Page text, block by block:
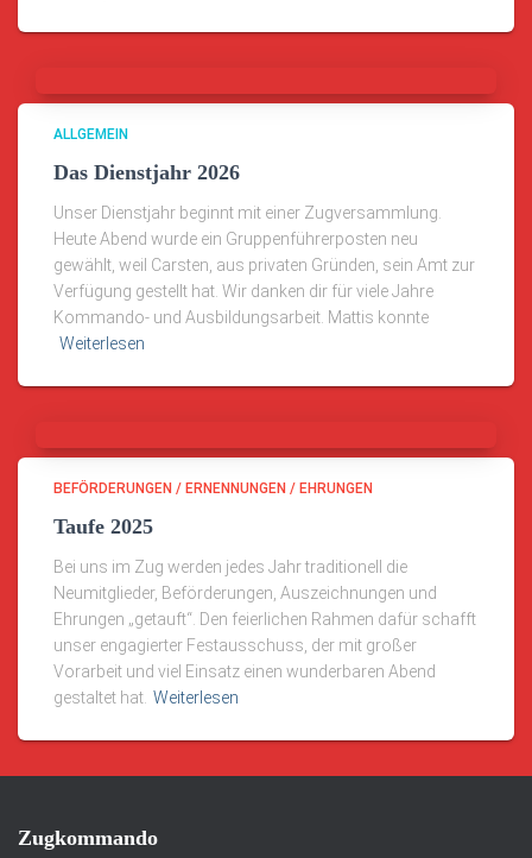
ALLGEMEIN
Das Dienstjahr 2026
Unser Dienstjahr beginnt mit einer Zugversammlung.
Heute Abend wurde ein Gruppenführerposten neu
gewählt, weil Carsten, aus privaten Gründen, sein Amt zur
Verfügung gestellt hat. Wir danken dir für viele Jahre
Kommando- und Ausbildungsarbeit. Mattis konnte
Weiterlesen
BEFÖRDERUNGEN / ERNENNUNGEN / EHRUNGEN
Taufe 2025
Bei uns im Zug werden jedes Jahr traditionell die
Neumitglieder, Beförderungen, Auszeichnungen und
Ehrungen „getauft“. Den feierlichen Rahmen dafür schafft
unser engagierter Festausschuss, der mit großer
Vorarbeit und viel Einsatz einen wunderbaren Abend
gestaltet hat. Weiterlesen
Zugkommando